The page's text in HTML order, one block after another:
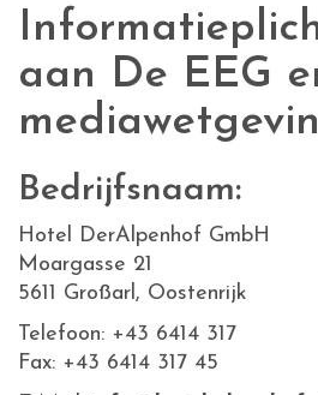
aan De EEG
Bedrijfsnaam:
Hotel DerAlpenhof GmbH
Moargasse 21
5611 Großarl, Oostenrijk
Telefoon: +43 6414 317
Fax: +43 6414 317 45